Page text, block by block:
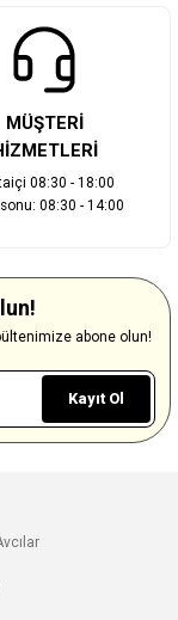
MÜŞTERİ
08:30 - 18:00
08:30 - 14:00
abone olun!
Kayıt Ol